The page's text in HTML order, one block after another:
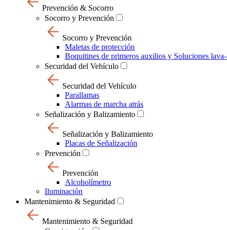
Prevención & Socorro
Socorro y Prevención
Socorro y Prevención
Maletas de protección
Boquitines de primeros auxilios y Soluciones
Securidad del Vehículo
Securidad del Vehículo
Parallamas
Alarmas de marcha atrás
Señalización y Balizamiento
Señalización y Balizamiento
Placas de Señalización
Prevención
Prevención
Alcoholímetro
Iluminación
Mantenimiento & Seguridad
Mantenimiento & Seguridad